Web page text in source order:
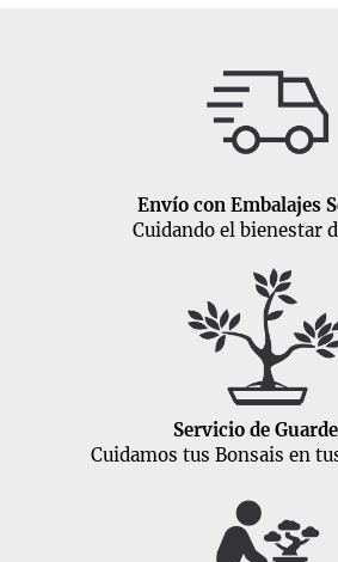
Envío con Embalajes
Cuidando el bienestar
Servicio de
Cuidamos tus Bonsais en